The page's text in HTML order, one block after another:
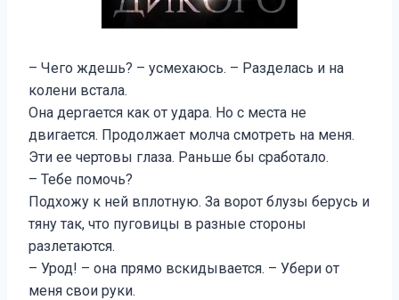
– Чего ждешь? – усмехаюсь. – Разделась и на
колени встала.
Она дергается как от удара. Но с места не
двигается. Продолжает молча смотреть на меня.
Эти ее чертовы глаза. Раньше бы сработало.
– Тебе помочь?
Подхожу к ней вплотную. За ворот блузы берусь и
тяну так, что пуговицы в разные стороны
разлетаются.
– Урод! – она прямо вскидывается. – Убери от
меня свои руки.